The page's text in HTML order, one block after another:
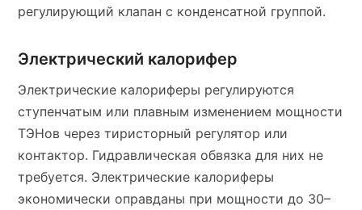
регулирующий клапан с конденсатной группой.
Электрический калорифер
Электрические калориферы регулируются
ступенчатым или плавным изменением мощности
ТЭНов через тиристорный регулятор или
контактор. Гидравлическая обвязка для них не
требуется. Электрические калориферы
экономически оправданы при мощности до 30–